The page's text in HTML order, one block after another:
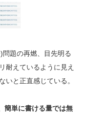
題の再燃、目先明る
耐えているように見え
いと正直感じている。
簡単に書ける量では無